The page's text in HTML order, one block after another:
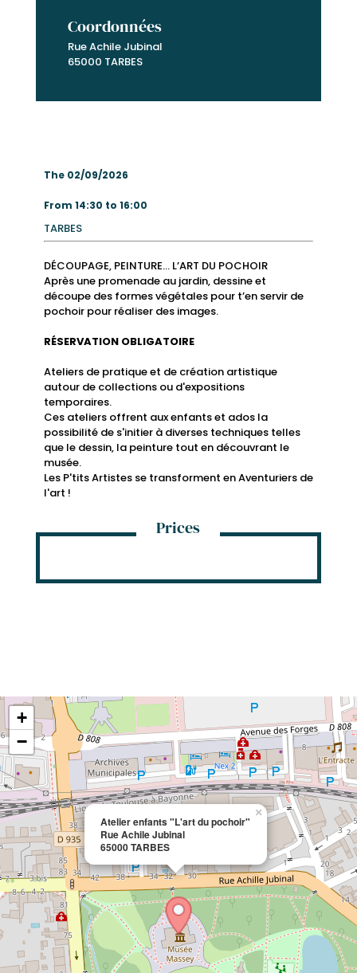
Coordonnées
Rue Achile Jubinal
65000 TARBES
The 02/09/2026
From 14:30 to 16:00
TARBES
DÉCOUPAGE, PEINTURE… L’ART DU POCHOIR
Après une promenade au jardin, dessine et
découpe des formes végétales pour t’en servir de
pochoir pour réaliser des images.
RÉSERVATION OBLIGATOIRE
Ateliers de pratique et de création artistique
autour de collections ou d'expositions
temporaires.
Ces ateliers offrent aux enfants et ados la
possibilité de s'initier à diverses techniques telles
que le dessin, la peinture tout en découvrant le
musée.
Les P'tits Artistes se transforment en Aventuriers de
l'art !
Prices
Atelier enfants "L'art du pochoir"
Rue Achile Jubinal
65000 TARBES
×
+
−